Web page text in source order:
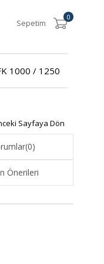
Sepetim
0
1000 / 1250
Sayfaya Dön
(0)
Önerileri